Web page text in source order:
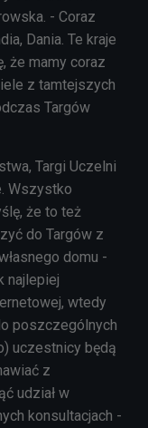
- Coraz
Dania. Te kraje
że mamy coraz
z tamtejszych
Targów
Targi Uczelni
Wszystko
że to też
do Targów z
domu -
najlepiej
wtedy
poszczególnych
uczestnicy będą
z
udział w
konsultacjach -